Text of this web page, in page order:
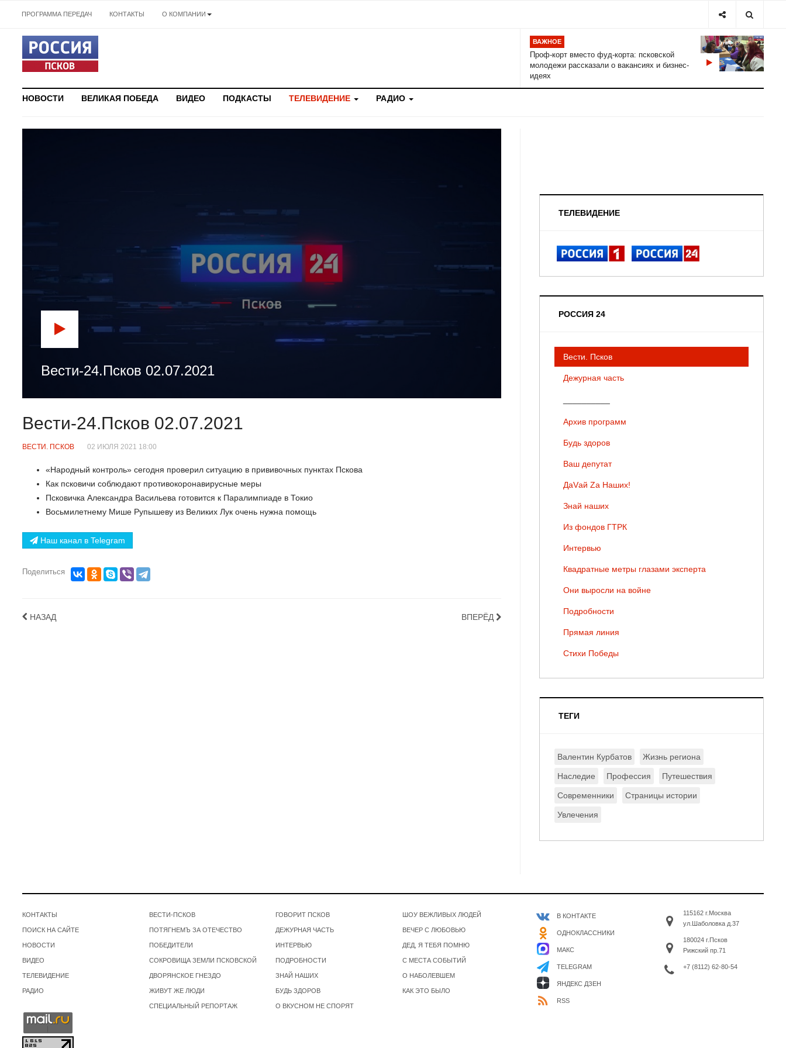
ПРОГРАММА ПЕРЕДАЧ КОНТАКТЫ О КОМПАНИИ
ВАЖНОЕ
Проф-корт вместо фуд-корта: псковской
молодежи рассказали о вакансиях и бизнес-
идеях
НОВОСТИ ВЕЛИКАЯ ПОБЕДА ВИДЕО ПОДКАСТЫ ТЕЛЕВИДЕНИЕ РАДИО
Вести-24.Псков 02.07.2021
Вести-24.Псков 02.07.2021
ВЕСТИ. ПСКОВ 02 ИЮЛЯ 2021 18:00
«Народный контроль» сегодня проверил ситуацию в прививочных пунктах Пскова
Как псковичи соблюдают противокоронавирусные меры
Псковичка Александра Васильева готовится к Паралимпиаде в Токио
Восьмилетнему Мише Рупышеву из Великих Лук очень нужна помощь
Наш канал в Telegram
Поделиться
НАЗАД ВПЕРЁД
ТЕЛЕВИДЕНИЕ
РОССИЯ 24
Вести. Псков
Дежурная часть
Архив программ
Будь здоров
Ваш депутат
ДаVай Zа Наших!
Знай наших
Из фондов ГТРК
Интервью
Квадратные метры глазами эксперта
Они выросли на войне
Подробности
Прямая линия
Стихи Победы
ТЕГИ
Валентин Курбатов Жизнь региона
Наследие Профессия Путешествия
Современники Страницы истории
Увлечения
КОНТАКТЫ
ПОИСК НА САЙТЕ
НОВОСТИ
ВИДЕО
ТЕЛЕВИДЕНИЕ
РАДИО
ВЕСТИ-ПСКОВ
ПОТЯГНЕМЪ ЗА ОТЕЧЕСТВО
ПОБЕДИТЕЛИ
СОКРОВИЩА ЗЕМЛИ ПСКОВСКОЙ
ДВОРЯНСКОЕ ГНЕЗДО
ЖИВУТ ЖЕ ЛЮДИ
СПЕЦИАЛЬНЫЙ РЕПОРТАЖ
ГОВОРИТ ПСКОВ
ДЕЖУРНАЯ ЧАСТЬ
ИНТЕРВЬЮ
ПОДРОБНОСТИ
ЗНАЙ НАШИХ
БУДЬ ЗДОРОВ
О ВКУСНОМ НЕ СПОРЯТ
ШОУ ВЕЖЛИВЫХ ЛЮДЕЙ
ВЕЧЕР С ЛЮБОВЬЮ
ДЕД, Я ТЕБЯ ПОМНЮ
С МЕСТА СОБЫТИЙ
О НАБОЛЕВШЕМ
КАК ЭТО БЫЛО
В КОНТАКТЕ
ОДНОКЛАССНИКИ
МАКС
TELEGRAM
ЯНДЕКС ДЗЕН
RSS
115162 г.Москва
ул.Шаболовка д.37
180024 г.Псков
Рижский пр.71
+7 (8112) 62-80-54